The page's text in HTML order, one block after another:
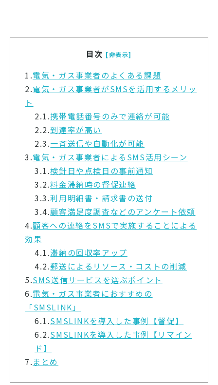
目次 [非表示]
1.電気・ガス事業者のよくある課題
2.電気・ガス事業者がSMSを活用するメリッ
ト
2.1.携帯電話番号のみで連絡が可能
2.2.到達率が高い
2.3.一斉送信や自動化が可能
3.電気・ガス事業者によるSMS活用シーン
3.1.検針日や点検日の事前通知
3.2.料金滞納時の督促連絡
3.3.利用明細書・請求書の送付
3.4.顧客満足度調査などのアンケート依頼
4.顧客への連絡をSMSで実施することによる
効果
4.1.滞納の回収率アップ
4.2.郵送によるリソース・コストの削減
5.SMS送信サービスを選ぶポイント
6.電気・ガス事業者におすすめの
「SMSLINK」
6.1.SMSLINKを導入した事例【督促】
6.2.SMSLINKを導入した事例【リマイン
ド】
7. まとめ